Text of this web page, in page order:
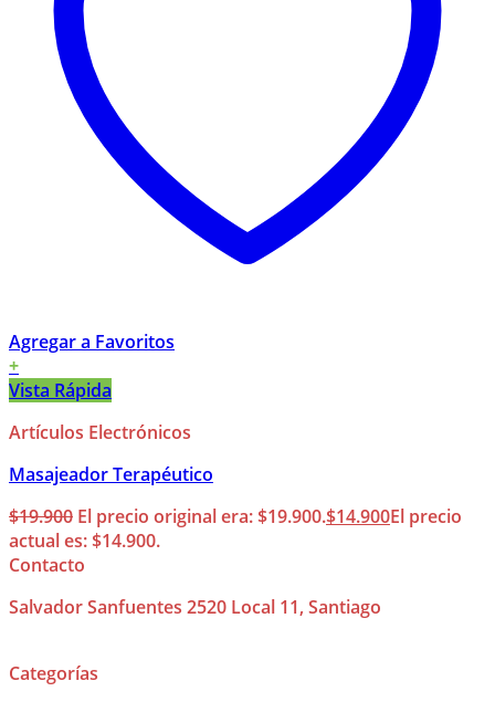
Agregar a Favoritos
+
Vista Rápida
Artículos Electrónicos
Masajeador Terapéutico
$19.900 El precio original era: $19.900.$14.900El precio
actual es: $14.900.
Contacto
Salvador Sanfuentes 2520 Local 11, Santiago
Categorías